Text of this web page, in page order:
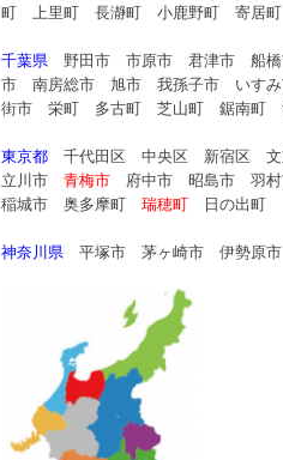
町 上里町 長瀞町 小鹿野町 寄居町
千葉県 野田市 市原市 君津市 船
市 南房総市 旭市 我孫子市 いす
街市 栄町 多古町 芝山町 鋸南町
東京都 千代田区 中央区 新宿区
立川市青梅市 府中市 昭島市 羽
稲城市 奥多摩町瑞穂町 日の出町
神奈川県 平塚市 茅ヶ崎市 伊勢原